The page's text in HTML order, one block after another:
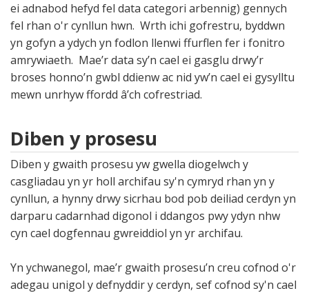
ei adnabod hefyd fel data categori arbennig) gennych
fel rhan o'r cynllun hwn. Wrth ichi gofrestru, byddwn
yn gofyn a ydych yn fodlon llenwi ffurflen fer i fonitro
amrywiaeth. Mae’r data sy’n cael ei gasglu drwy’r
broses honno’n gwbl ddienw ac nid yw’n cael ei gysylltu
mewn unrhyw ffordd â’ch cofrestriad.
Diben y prosesu
Diben y gwaith prosesu yw gwella diogelwch y
casgliadau yn yr holl archifau sy'n cymryd rhan yn y
cynllun, a hynny drwy sicrhau bod pob deiliad cerdyn yn
darparu cadarnhad digonol i ddangos pwy ydyn nhw
cyn cael dogfennau gwreiddiol yn yr archifau.
Yn ychwanegol, mae’r gwaith prosesu’n creu cofnod o'r
adegau unigol y defnyddir y cerdyn, sef cofnod sy'n cael